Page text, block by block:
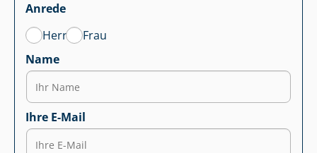
Anrede
Herr
Frau
Name
Ihre E-Mail